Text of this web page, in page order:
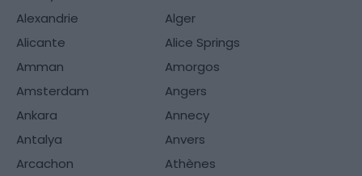
Alexandrie
Alger
Alicante
Alice Springs
Amman
Amorgos
Amsterdam
Angers
Ankara
Annecy
Antalya
Anvers
Arcachon
Athènes